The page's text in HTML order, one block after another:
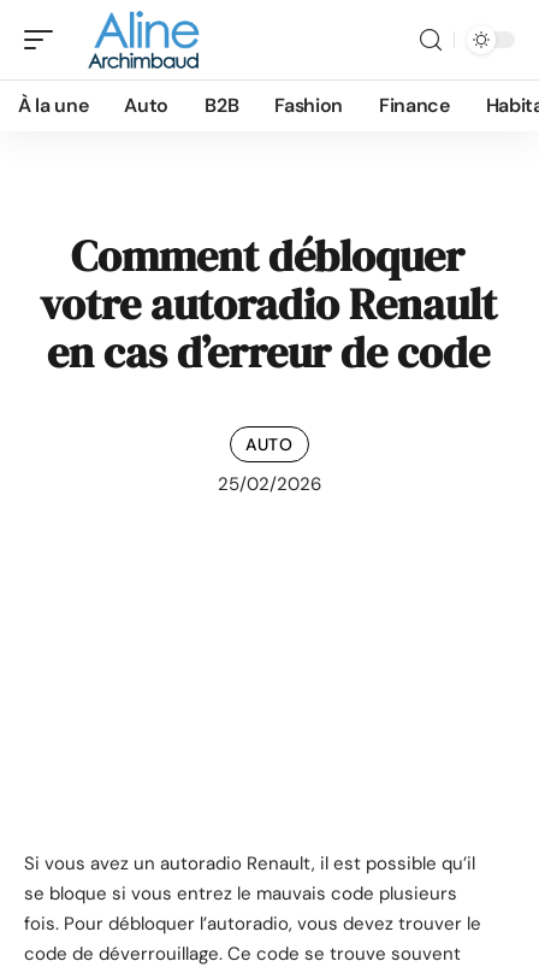
À la une Auto B2B Fashion Finance
Comment débloquer
votre autoradio Renault
en cas d’erreur de code
AUTO
25/02/2026
Si vous avez un autoradio Renault, il est possible qu’il
se bloque si vous entrez le mauvais code plusieurs
fois. Pour débloquer l’autoradio, vous devez trouver le
code de déverrouillage. Ce code se trouve souvent